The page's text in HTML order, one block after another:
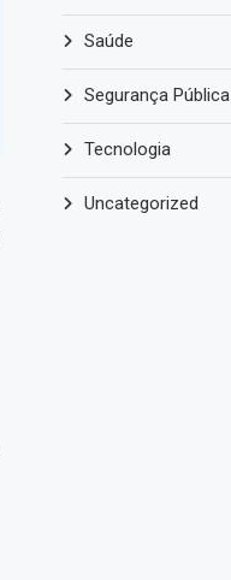
Saúde
Segurança Pública
Tecnologia
Uncategorized